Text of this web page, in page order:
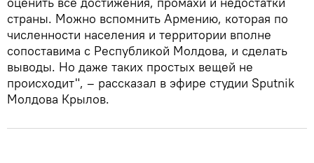
страны. Можно вспомнить Армению, которая по
численности населения и территории вполне
сопоставима с Республикой Молдова, и сделать
выводы. Но даже таких простых вещей не
происходит", – рассказал в эфире студии Sputnik
Молдова Крылов.